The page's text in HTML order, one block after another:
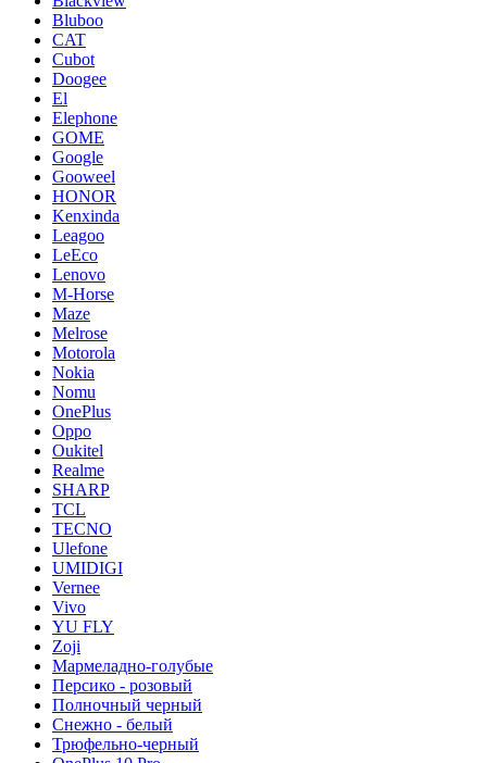
Bluboo
CAT
Cubot
Doogee
El
Elephone
GOME
Google
Gooweel
HONOR
Kenxinda
Leagoo
LeEco
Lenovo
M-Horse
Maze
Melrose
Motorola
Nokia
Nomu
OnePlus
Oppo
Oukitel
Realme
SHARP
TCL
TECNO
Ulefone
UMIDIGI
Vernee
Vivo
YU FLY
Zoji
Мармеладно-голубые
Персико - розовый
Полночный черный
Снежно - белый
Трюфельно-черный